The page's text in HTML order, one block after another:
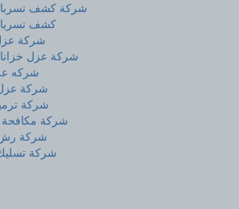
شركة كشف تسربات
كشف تسربات
شركة
شركة عزل
شركه
شركة عزل
شركة
شركة مكافحة
شركة رش
شركة